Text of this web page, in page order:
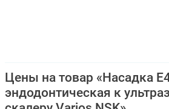
Цены на товар «Насадка
эндодонтическая к